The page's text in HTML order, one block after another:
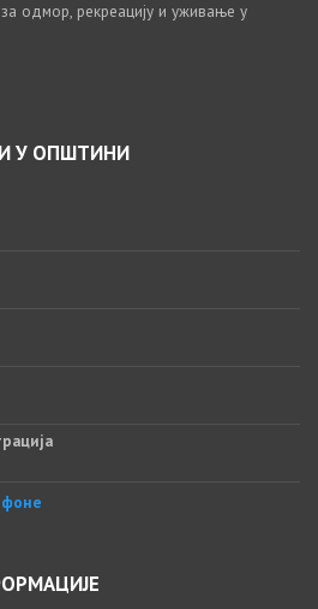
одмор, рекреацију и уживање у
У ОПШТИНИ